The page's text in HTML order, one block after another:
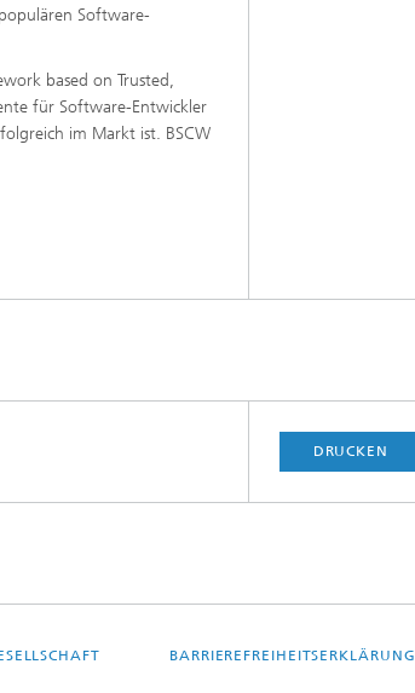
Software-
based on Trusted,
für Software-Entwickler
im Markt ist. BSCW
DRUCKEN
BARRIEREFREIHEITSERKLÄRUNG